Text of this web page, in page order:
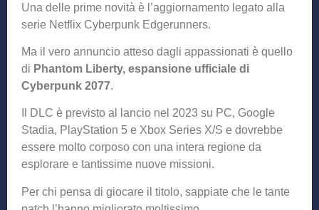
Una delle prime novità è l’aggiornamento legato alla
serie Netflix Cyberpunk Edgerunners.
Ma il vero annuncio atteso dagli appassionati è quello
di Phantom Liberty, espansione ufficiale di
Cyberpunk 2077.
Il DLC è previsto al lancio nel 2023 su PC, Google
Stadia, PlayStation 5 e Xbox Series X/S e dovrebbe
essere molto corposo con una intera regione da
esplorare e tantissime nuove missioni.
Per chi pensa di giocare il titolo, sappiate che le tante